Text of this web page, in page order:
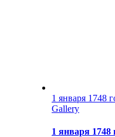
1 января 1748
Gallery
1 января